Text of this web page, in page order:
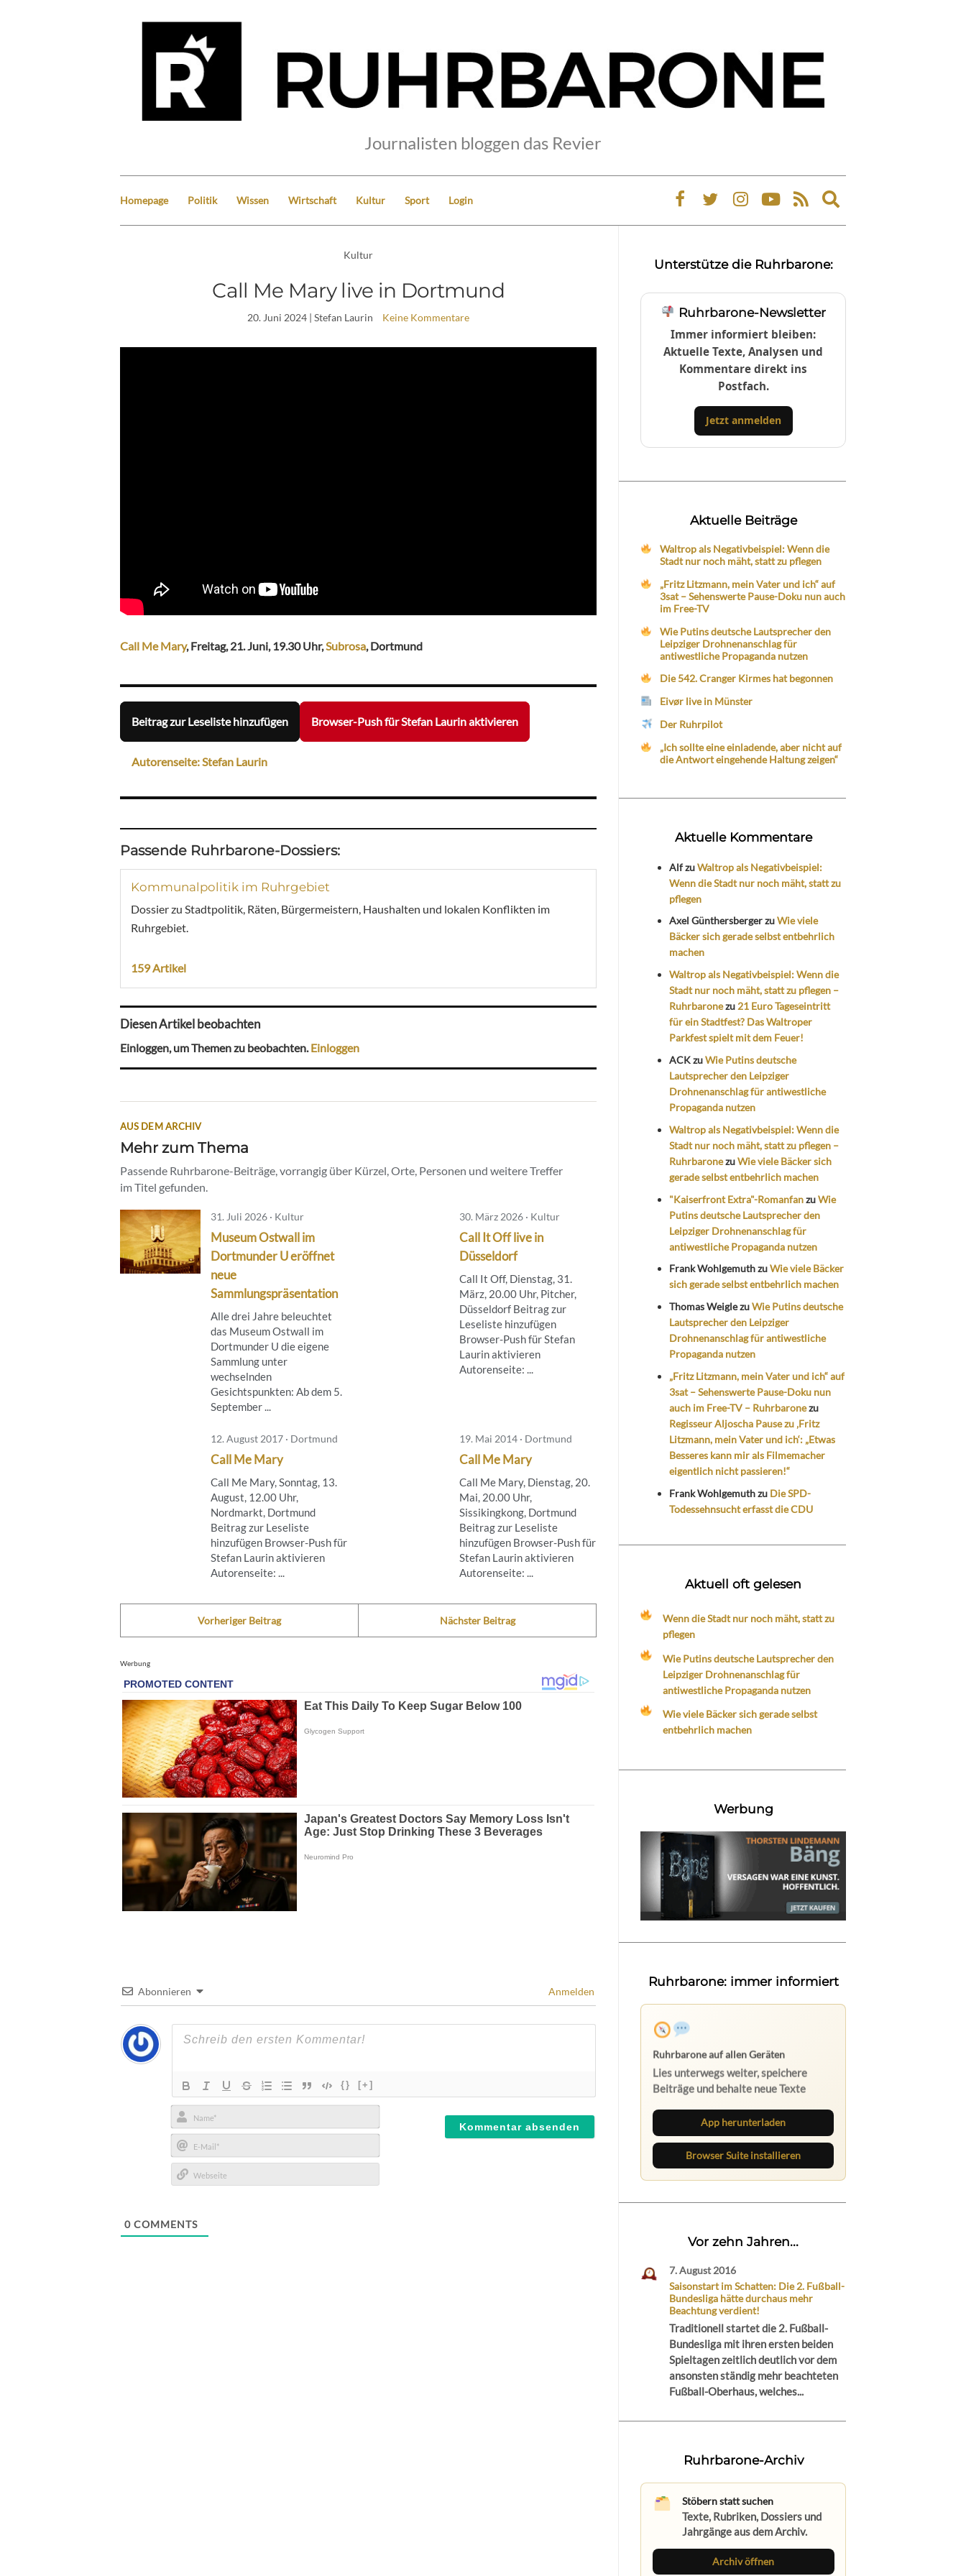
Journalisten bloggen das Revier
Homepage Politik Wissen Wirtschaft Kultur Sport Login
Expand
search
Kultur
Call Me Mary live in Dortmund
20. Juni 2024 | Stefan Laurin Keine Kommentare
Call Me Mary, Freitag, 21. Juni, 19.30 Uhr,Subrosa, Dortmund
Beitrag zur Leseliste hinzufügen Browser-Push für Stefan Laurin aktivieren
Autorenseite: Stefan Laurin
Passende Ruhrbarone-Dossiers:
Kommunalpolitik im Ruhrgebiet
Dossier zu Stadtpolitik, Räten, Bürgermeistern, Haushalten und lokalen Konflikten im
Ruhrgebiet.
159 Artikel
Diesen Artikel beobachten
Einloggen, um Themen zu beobachten.Einloggen
AUS DEM ARCHIV
Mehr zum Thema
Passende Ruhrbarone-Beiträge, vorrangig über Kürzel, Orte, Personen und weitere Treffer
im Titel gefunden.
31. Juli 2026 · Kultur
Museum Ostwall im
Dortmunder U eröffnet
neue
Sammlungspräsentation
Alle drei Jahre beleuchtet
das Museum Ostwall im
Dortmunder U die eigene
Sammlung unter
wechselnden
Gesichtspunkten: Ab dem 5.
September ...
30. März 2026 · Kultur
Call It Off live in
Düsseldorf
Call It Off, Dienstag, 31.
März, 20.00 Uhr, Pitcher,
Düsseldorf Beitrag zur
Leseliste hinzufügen
Browser-Push für Stefan
Laurin aktivieren
Autorenseite: ...
12. August 2017 · Dortmund
Call Me Mary
Call Me Mary, Sonntag, 13.
August, 12.00 Uhr,
Nordmarkt, Dortmund
Beitrag zur Leseliste
hinzufügen Browser-Push für
Stefan Laurin aktivieren
Autorenseite: ...
19. Mai 2014 · Dortmund
Call Me Mary
Call Me Mary, Dienstag, 20.
Mai, 20.00 Uhr,
Sissikingkong, Dortmund
Beitrag zur Leseliste
hinzufügen Browser-Push für
Stefan Laurin aktivieren
Autorenseite: ...
Vorheriger Beitrag Nächster Beitrag
Werbung
Abonnieren Anmelden
{} [+]
Name*
E-
Mail*
0 COMMENTS
Unterstütze die Ruhrbarone:
Ruhrbarone-Newsletter
Immer informiert bleiben:
Aktuelle Texte, Analysen und
Kommentare direkt ins
Postfach.
Jetzt anmelden
Aktuelle Beiträge
Waltrop als Negativbeispiel: Wenn die
Stadt nur noch mäht, statt zu pflegen
„Fritz Litzmann, mein Vater und ich“ auf
3sat – Sehenswerte Pause-Doku nun auch
im Free-TV
Wie Putins deutsche Lautsprecher den
Leipziger Drohnenanschlag für
antiwestliche Propaganda nutzen
Die 542. Cranger Kirmes hat begonnen
Eivør live in Münster
Der Ruhrpilot
„Ich sollte eine einladende, aber nicht auf
die Antwort eingehende Haltung zeigen“
Aktuelle Kommentare
AlfzuWaltrop als Negativbeispiel:
Wenn die Stadt nur noch mäht, statt zu
pflegen
Axel GünthersbergerzuWie viele
Bäcker sich gerade selbst entbehrlich
machen
Waltrop als Negativbeispiel: Wenn die
Stadt nur noch mäht, statt zu pflegen –
Ruhrbaronezu 21 Euro Tageseintritt
für ein Stadtfest? Das Waltroper
Parkfest spielt mit dem Feuer!
ACKzuWie Putins deutsche
Lautsprecher den Leipziger
Drohnenanschlag für antiwestliche
Propaganda nutzen
Waltrop als Negativbeispiel: Wenn die
Stadt nur noch mäht, statt zu pflegen –
RuhrbaronezuWie viele Bäcker sich
gerade selbst entbehrlich machen
"Kaiserfront Extra"-RomanfanzuWie
Putins deutsche Lautsprecher den
Leipziger Drohnenanschlag für
antiwestliche Propaganda nutzen
Frank WohlgemuthzuWie viele Bäcker
sich gerade selbst entbehrlich machen
Thomas WeiglezuWie Putins deutsche
Lautsprecher den Leipziger
Drohnenanschlag für antiwestliche
Propaganda nutzen
„Fritz Litzmann, mein Vater und ich“ auf
3sat – Sehenswerte Pause-Doku nun
auch im Free-TV – Ruhrbaronezu
Regisseur Aljoscha Pause zu ‚Fritz
Litzmann, mein Vater und ich‘: „Etwas
Besseres kann mir als Filmemacher
eigentlich nicht passieren!“
Frank Wohlgemuthzu Die SPD-
Todessehnsucht erfasst die CDU
Aktuell oft gelesen
Wenn die Stadt nur noch mäht, statt zu
pflegen
Wie Putins deutsche Lautsprecher den
Leipziger Drohnenanschlag für
antiwestliche Propaganda nutzen
Wie viele Bäcker sich gerade selbst
entbehrlich machen
Werbung
Ruhrbarone: immer informiert
Ruhrbarone auf allen Geräten
Lies unterwegs weiter, speichere
Beiträge und behalte neue Texte
App herunterladen
Browser Suite installieren
Vor zehn Jahren...
7. August 2016
Saisonstart im Schatten: Die 2. Fußball-
Bundesliga hätte durchaus mehr
Beachtung verdient!
Traditionell startet die 2. Fußball-
Bundesliga mit ihren ersten beiden
Spieltagen zeitlich deutlich vor dem
ansonsten ständig mehr beachteten
Fußball-Oberhaus, welches...
Ruhrbarone-Archiv
Stöbern statt suchen
Texte, Rubriken, Dossiers und
Jahrgänge aus dem Archiv.
Archiv öffnen